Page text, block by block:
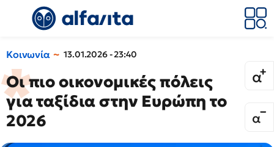
Κοινωνία 13.01.2026 - 23:40
Οι πιο οικονομικές πόλεις
για ταξίδια στην Ευρώπη το
2026